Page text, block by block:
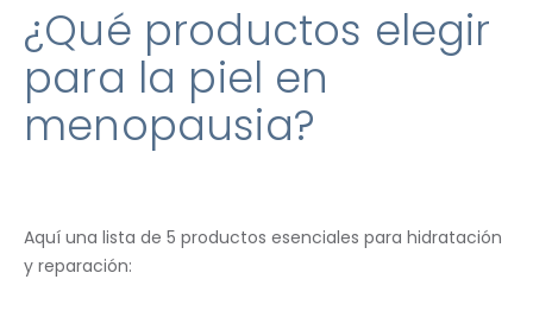
¿Qué productos elegir
para la piel en
menopausia?
Aquí una lista de 5 productos esenciales para hidratación
y reparación: